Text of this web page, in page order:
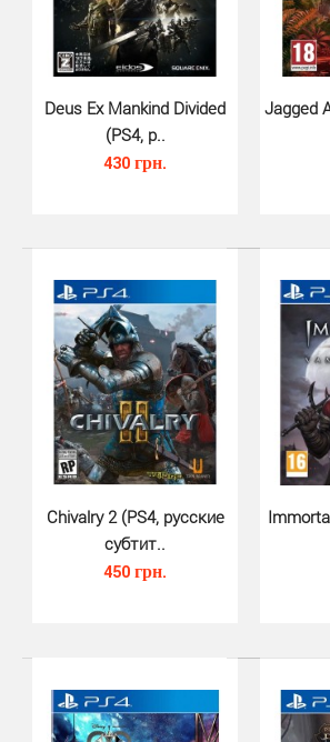
Dungeons 2 (PS4, русская
360 грн.
Лорд Подземелья возвращается — и
420 грн.
Deus Ex Mankind Divided
(PS4, р..
430 грн.
Jagged
Chivalry 2 (PS4, русские
субтит..
450 грн.